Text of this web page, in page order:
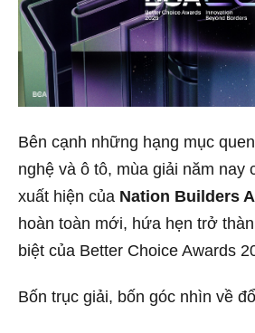
Bên cạnh những hạng mục
nghệ và ô tô, mùa giải năm nay
xuất hiện của Nation Builders
hoàn toàn mới, hứa hẹn trở
biệt của Better Choice Awards
Bốn trục giải, bốn góc nhìn về